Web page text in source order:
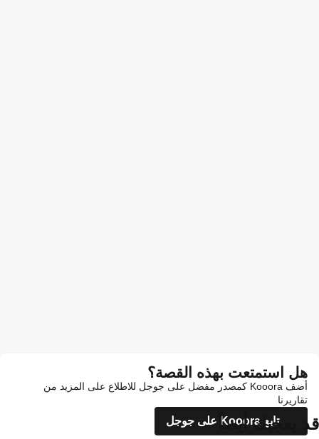
هل استمتعت بهذه القصة؟
أضف Kooora كمصدر مفضل على جوجل للاطلاع على المزيد من
تقاريرنا
تابع Kooora على جوجل
قد يعجبك أيضاً